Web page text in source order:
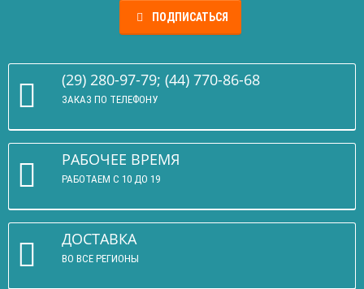
ПОДПИСАТЬСЯ
(29) 280-97-79; (44) 770-86-68
ЗАКАЗ ПО ТЕЛЕФОНУ
РАБОЧЕЕ ВРЕМЯ
РАБОТАЕМ С 10 ДО 19
ДОСТАВКА
ВО ВСЕ РЕГИОНЫ